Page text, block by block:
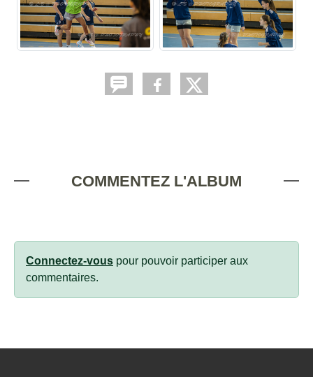
COMMENTEZ L'ALBUM
Connectez-vous pour pouvoir participer aux
commentaires.